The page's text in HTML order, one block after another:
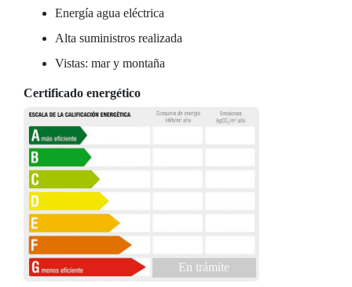
Energía agua eléctrica
Alta suministros realizada
Vistas: mar y montaña
Certificado energético
En trámite